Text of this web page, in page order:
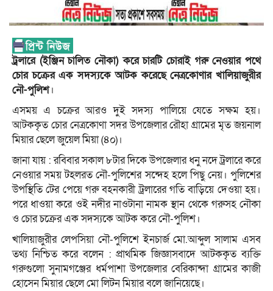
ট্রলারে (ইঞ্জিন চালিত নৌকা) করে চারটি চোরাই গরু নেওয়ার পথে
চোর চক্রের এক সদস্যকে আটক করেছে নেত্রকোণার খালিয়াজুরীর
নৌ-পুলিশ।
এসময় এ চক্রের আরও দুই সদস্য পালিয়ে যেতে সক্ষম হয়।
আটককৃত চোর নেত্রকোণা সদর উপজেলার রৌহা গ্রামের মৃত জয়নাল
মিয়ার ছেলে জুয়েল মিয়া (৪০)।
জানা যায় : রবিবার সকাল ৮টার দিকে উপজেলার ধনু নদে ট্রলারে করে
নেওয়ার সময় টহলরত নৌ-পুলিশের সন্দেহ হলে পিছু নেয়। পুলিশের
উপস্থিতি টের পেয়ে গরু বহনকারী ট্রলারের গতি বাড়িয়ে দেওয়া হয়।
পরে ধাওয়া করে ওই নদীর নাওটানা নামক স্থান থেকে গরুসহ নৌকা
ও চোর চক্রের এক সদস্যকে আটক করে নৌ-পুলিশ।
খালিয়াজুরীর লেপসিয়া নৌ-পুলিশে ইনচার্জ মো.আব্দুল সালাম এসব
তথ্য নিশ্চিত করে বলেন : প্রাথমিক জিজ্ঞাসবাদে আটককৃত ব্যক্তি
গরুগুলো সুনামগঞ্জের ধর্মপাশা উপজেলার বেরিকান্দা গ্রামের কাজী
হোসেন মিয়ার ছেলে মো লিটন মিয়ার বলে জানিয়েছে।